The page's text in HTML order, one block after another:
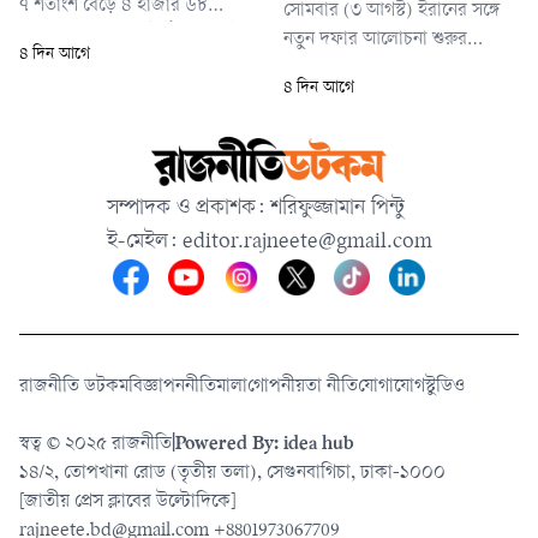
৭ শতাংশ বেড়ে ৪ হাজার ৬৮
সময়ে যুক্তরাষ্ট্রের গোল্ড ফিউচার্সের
হাজার ৬৬ দশমিক ৬০ ডলারে।
৪ দিন আগে
সোমবার (৩ আগস্ট) ইরানের সঙ্গে
নতুন দফার আলোচনা শুরুর
পড়েছে। ট্রাম্প জানান, হরমুজ
ইরানের পারমাণবিক কর্মসূচি নিয়ে
সমঝোতার সুযোগ তৈরি করতে
সম্ভাব্য সামরিক হামলাও আপাতত
স্থগিত রাখা হয়েছে।
৪ দিন আগে
সম্পাদক ও প্রকাশক: শরিফুজ্জামান পিন্টু
ই-মেইল: editor.rajneete@gmail.com
রাজনীতি ডটকমবিজ্ঞাপননীতিমালাগোপনীয়তা নীতিযোগাযোগস্টুডিও
স্বত্ব © ২০২৫ রাজনীতিPowered By: idea hub
১৪/২, তোপখানা রোড (তৃতীয় তলা), সেগুনবাগিচা, ঢাকা-১০০০
[জাতীয় প্রেস ক্লাবের উল্টোদিকে]
rajneete.bd@gmail.com +8801973067709